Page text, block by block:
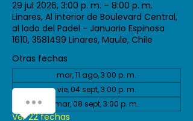
29 jul 2026, 3:00 p. m. – 8:00 p. m.
Linares, Al interior de Boulevard Central,
al lado del Padel - Januario Espinosa
1610, 3581499 Linares, Maule, Chile
Otras fechas
mar, 11 ago, 3:00 p. m.
vie, 04 sept, 3:00 p. m.
mar, 08 sept, 3:00 p. m.
Ver 22 fechas